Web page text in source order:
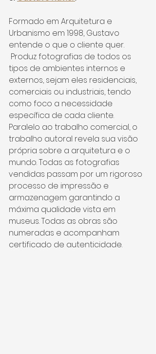
Formado em Arquitetura e
Urbanismo em 1998, Gustavo
entende o que o cliente quer.
Produz fotografias de todos os
tipos de ambientes internos e
externos, sejam eles residenciais,
comerciais ou industriais, tendo
como foco a necessidade
específica de cada cliente.
Paralelo ao trabalho comercial, o
trabalho autoral revela sua visão
própria sobre a arquitetura e o
mundo. Todas as fotografias
vendidas passam por um rigoroso
processo de impressão e
armazenagem garantindo a
máxima qualidade vista em
museus. Todas as obras são
numeradas e acompanham
certificado de autenticidade.